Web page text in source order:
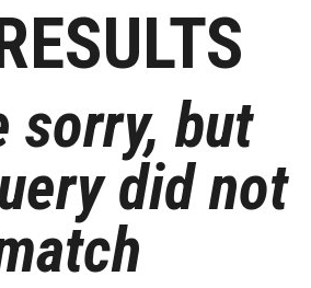
sorry, but
did not